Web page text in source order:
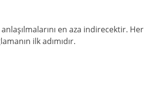
en aza indirecektir. Her
ilk adımıdır.